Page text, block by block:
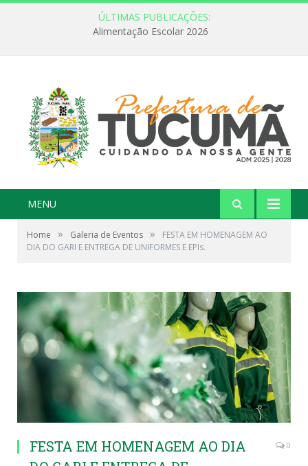
ÚLTIMAS PUBLICAÇÕES:
Alimentação Escolar 2026
MENU
Home » Galeria de Eventos »
FESTA EM HOMENAGEM AO
DIA DO GARI E ENTREGA DE UNIFORMES E EPIs.
FESTA EM HOMENAGEM AO DIA
0